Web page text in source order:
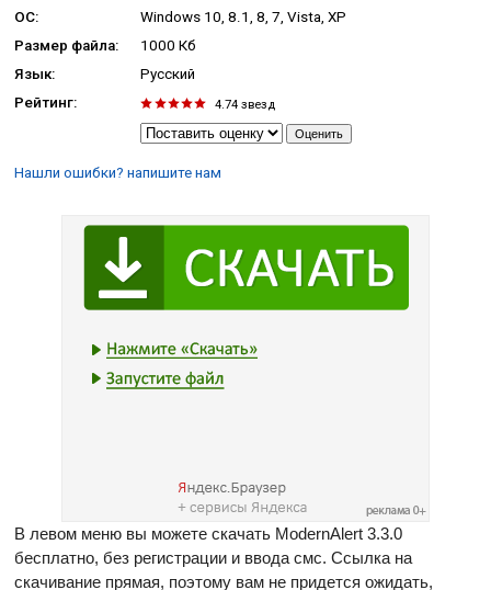
ОС:
Windows 10, 8.1, 8, 7, Vista, XP
Размер файла:
1000 Кб
Язык:
Русский
Рейтинг:
4.74 звезд
Нашли ошибки? напишите нам
В левом меню вы можете скачать ModernAlert 3.3.0
бесплатно, без регистрации и ввода смс. Ссылка на
скачивание прямая, поэтому вам не придется ожидать,